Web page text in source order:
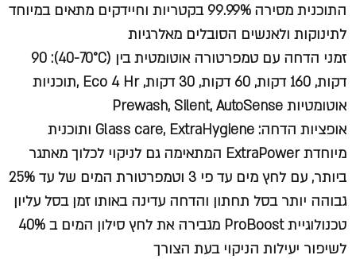
התוכנית מסירה 99.99% בקטריות וחיידקים מתאים במיוחד
לתינוקות ולאנשים הסובלים מאלרגיות
זמני הדחה עם טמפרטורה אוטומטית בין (40-70°C): 90
דקות, 160 דקות, 60 דקות, 30 דקות, Eco 4 Hr ,תוכניות
אוטומטיות Prewash, Silent, AutoSense
אופציות הדחה: Glass care, ExtraHygiene ותוכנית
מיוחדת ExtraPower המתאימה גם לניקוי לכלוך מאתגר
ביותר, עם לחץ מים עד פי 3 וטמפרטורת המים של עד 25%
גבוהה יותר בסל תחתון והדחה עדינה באותו זמן בסל עליון
טכנולוגיית ProBoost מגבירה את לחץ סילון המים ב 40%
לשיפור יעילות הניקוי בעת הצורך